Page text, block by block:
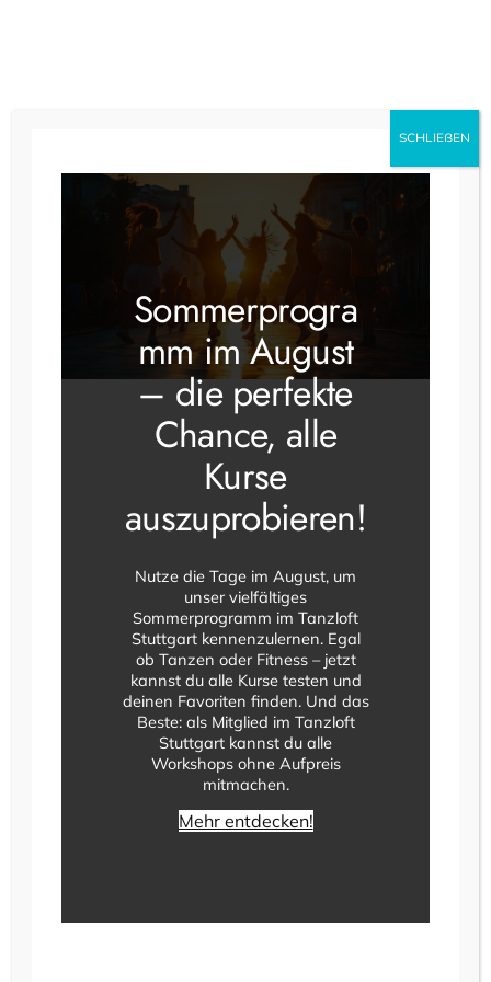
Schlagwort: 60er
Kling – Klang
Tanzparty
3. Juni 2026
Wir präsentieren in Kooperation mit
„Glück im Quartier S-West“, „Kultur im
Kiosk“ und „DJ Projekt Raumklang“
die Kling – Klang Tanzparty bei uns
im Tanzloft Stuttgart. Endlich mal
Sommerprogra
mm im August
– die perfekte
Chance, alle
Kurse
auszuprobieren!
Nutze die Tage im August, um
unser vielfältiges
Sommerprogramm im Tanzloft
Stuttgart kennenzulernen. Egal
ob Tanzen oder Fitness – jetzt
kannst du alle Kurse testen und
deinen Favoriten finden. Und das
Beste: als Mitglied im Tanzloft
Stuttgart kannst du alle
Workshops ohne Aufpreis
mitmachen.
Mehr entdecken!
SCHLIEẞEN